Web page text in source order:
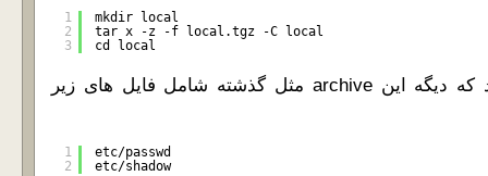
1
2
3
mkdir local
tar x -z -f local.tgz -C local
cd local
9- اگه دقت کنید میبینید که دیگه این archive مثل گذشته شامل فایل های زیر
1
2
etc/passwd
etc/shadow